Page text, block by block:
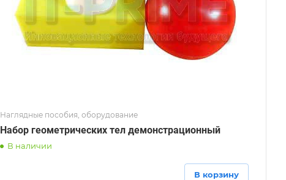
Наглядные пособия, оборудование
Набор геометрических тел демонстрационный
В наличии
В корзину